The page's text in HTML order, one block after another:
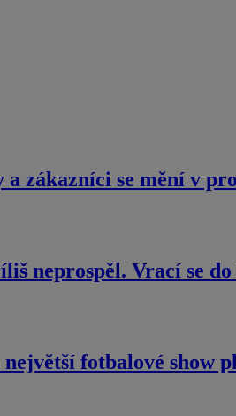
zákazníci se mění v
neprospěl. Vrací se
fotbalové show